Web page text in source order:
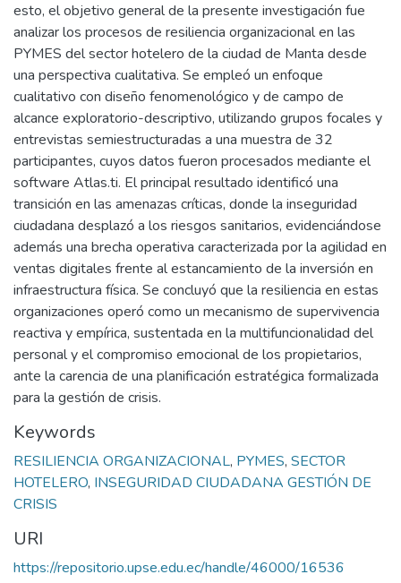
esto, el objetivo general de la presente investigación fue
analizar los procesos de resiliencia organizacional en las
PYMES del sector hotelero de la ciudad de Manta desde
una perspectiva cualitativa. Se empleó un enfoque
cualitativo con diseño fenomenológico y de campo de
alcance exploratorio-descriptivo, utilizando grupos focales y
entrevistas semiestructuradas a una muestra de 32
participantes, cuyos datos fueron procesados mediante el
software Atlas.ti. El principal resultado identificó una
transición en las amenazas críticas, donde la inseguridad
ciudadana desplazó a los riesgos sanitarios, evidenciándose
además una brecha operativa caracterizada por la agilidad en
ventas digitales frente al estancamiento de la inversión en
infraestructura física. Se concluyó que la resiliencia en estas
organizaciones operó como un mecanismo de supervivencia
reactiva y empírica, sustentada en la multifuncionalidad del
personal y el compromiso emocional de los propietarios,
ante la carencia de una planificación estratégica formalizada
para la gestión de crisis.
Keywords
RESILIENCIA ORGANIZACIONAL, PYMES, SECTOR
HOTELERO, INSEGURIDAD CIUDADANA GESTIÓN DE
CRISIS
URI
https://repositorio.upse.edu.ec/handle/46000/16536